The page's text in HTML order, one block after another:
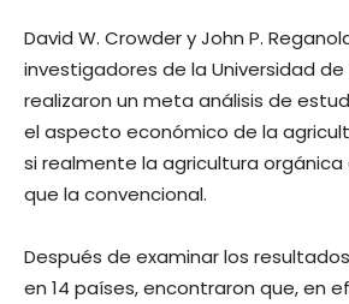
David W. Crowder y John P.
investigadores de la Universidad
realizaron un meta análisis de
el aspecto económico de la
si realmente la agricultura
que la convencional.
Después de examinar los
en 14 países, encontraron que, en